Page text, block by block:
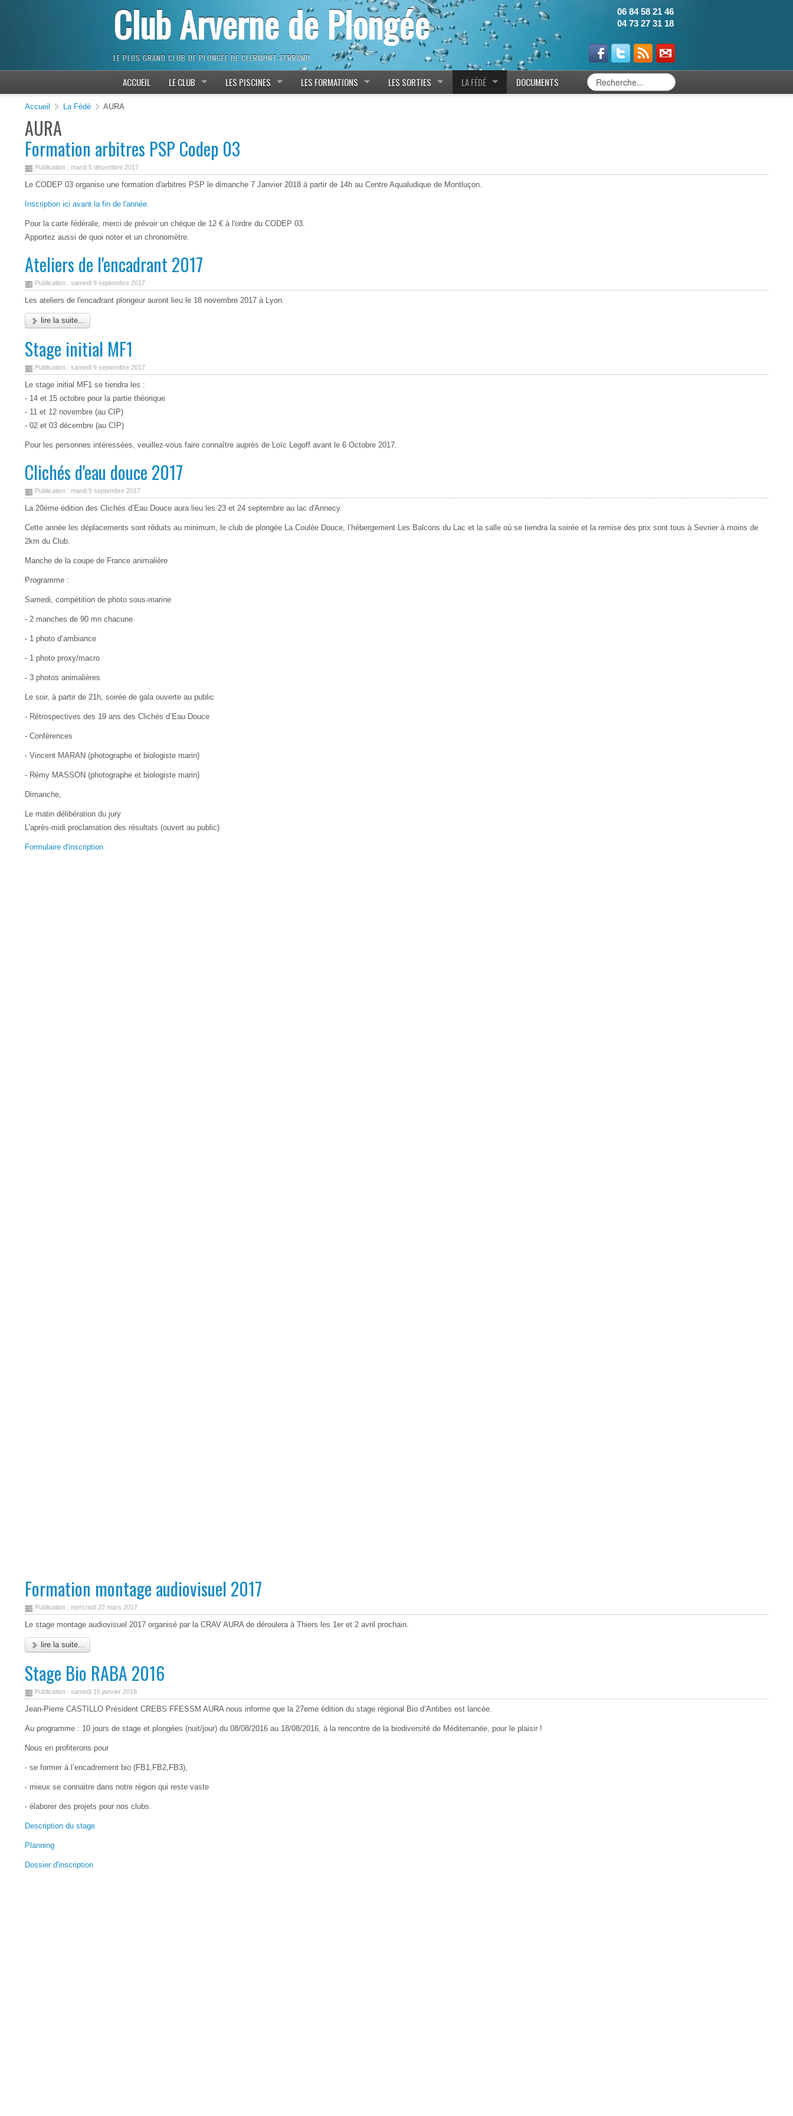
Club Arverne de Plongée
LE PLUS GRAND CLUB DE PLONGÉE DE CLERMONT-FERRAND
06 84 58 21 46
04 73 27 31 18
ACCUEIL LE CLUB LES PISCINES LES FORMATIONS LES SORTIES LA FÉDÉ DOCUMENTS
Accueil La Fédé AURA
AURA
Formation arbitres PSP Codep 03
Publication : mardi 5 décembre 2017
Le CODEP 03 organise une formation d'arbitres PSP le dimanche 7 Janvier 2018 à partir de 14h au Centre Aqualudique de Montluçon.
Inscription ici avant la fin de l'année.
Pour la carte fédérale, merci de prévoir un chèque de 12 € à l'ordre du CODEP 03.
Apportez aussi de quoi noter et un chronomètre.
Ateliers de l'encadrant 2017
Publication : samedi 9 septembre 2017
Les ateliers de l'encadrant plongeur auront lieu le 18 novembre 2017 à Lyon.
lire la suite...
Stage initial MF1
Publication : samedi 9 septembre 2017
Le stage initial MF1 se tiendra les :
- 14 et 15 octobre pour la partie théorique
- 11 et 12 novembre (au CIP)
- 02 et 03 décembre (au CIP)
Pour les personnes intéressées, veuillez-vous faire connaître auprès de Loïc Legoff avant le 6 Octobre 2017.
Clichés d'eau douce 2017
Publication : mardi 5 septembre 2017
La 20éme édition des Clichés d’Eau Douce aura lieu les 23 et 24 septembre au lac d'Annecy.
Cette année les déplacements sont réduits au minimum, le club de plongée La Coulée Douce, l’hébergement Les Balcons du Lac et la salle où se tiendra la soirée et la remise des prix sont tous à Sevrier à moins de
2km du Club.
Manche de la coupe de France animalière
Programme :
Samedi, compétition de photo sous-marine
- 2 manches de 90 mn chacune
- 1 photo d’ambiance
- 1 photo proxy/macro
- 3 photos animalières
Le soir, à partir de 21h, soirée de gala ouverte au public
- Rétrospectives des 19 ans des Clichés d’Eau Douce
- Conférences
- Vincent MARAN (photographe et biologiste marin)
- Rémy MASSON (photographe et biologiste marin)
Dimanche,
Le matin délibération du jury
L'après-midi proclamation des résultats (ouvert au public)
Formulaire d'inscription
Formation montage audiovisuel 2017
Publication : mercredi 22 mars 2017
Le stage montage audiovisuel 2017 organisé par la CRAV AURA de déroulera à Thiers les 1er et 2 avril prochain.
lire la suite...
Stage Bio RABA 2016
Publication : samedi 16 janvier 2016
Jean-Pierre CASTILLO Président CREBS FFESSM AURA nous informe que la 27eme édition du stage régional Bio d’Antibes est lancée.
Au programme : 10 jours de stage et plongées (nuit/jour) du 08/08/2016 au 18/08/2016, à la rencontre de la biodiversité de Méditerranée, pour le plaisir !
Nous en profiterons pour
- se former à l’encadrement bio (FB1,FB2,FB3),
- mieux se connaitre dans notre région qui reste vaste
- élaborer des projets pour nos clubs.
Description du stage
Planning
Dossier d'inscription